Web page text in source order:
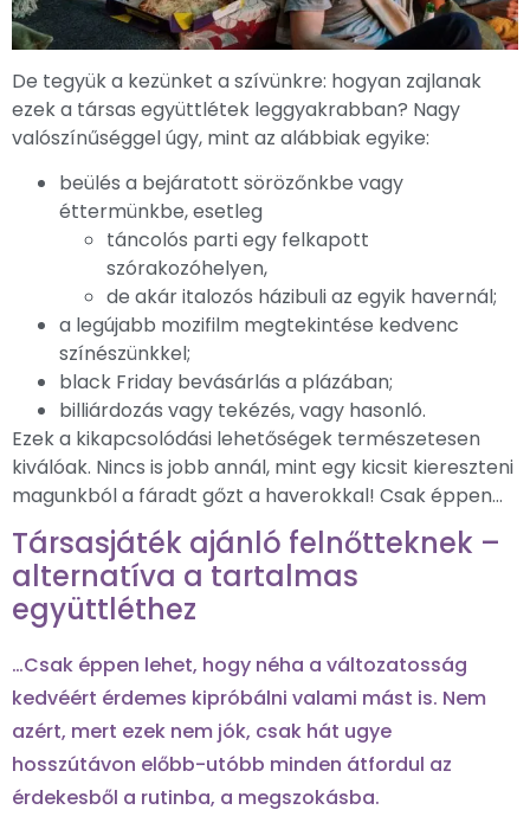
De tegyük a kezünket a szívünkre: hogyan zajlanak
ezek a társas együttlétek leggyakrabban? Nagy
valószínűséggel úgy, mint az alábbiak egyike:
beülés a bejáratott sörözőnkbe vagy
éttermünkbe, esetleg
táncolós parti egy felkapott
szórakozóhelyen,
de akár italozós házibuli az egyik havernál;
a legújabb mozifilm megtekintése kedvenc
színészünkkel;
black Friday bevásárlás a plázában;
billiárdozás vagy tekézés, vagy hasonló.
Ezek a kikapcsolódási lehetőségek természetesen
kiválóak. Nincs is jobb annál, mint egy kicsit kiereszteni
magunkból a fáradt gőzt a haverokkal! Csak éppen…
Társasjáték ajánló felnőtteknek –
alternatíva a tartalmas
együttléthez
…Csak éppen lehet, hogy néha a változatosság
kedvéért érdemes kipróbálni valami mást is. Nem
azért, mert ezek nem jók, csak hát ugye
hosszútávon előbb-utóbb minden átfordul az
érdekesből a rutinba, a megszokásba.